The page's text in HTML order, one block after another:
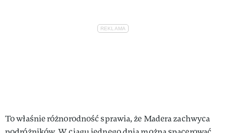
To właśnie różnorodność sprawia, że Madera zachwyca